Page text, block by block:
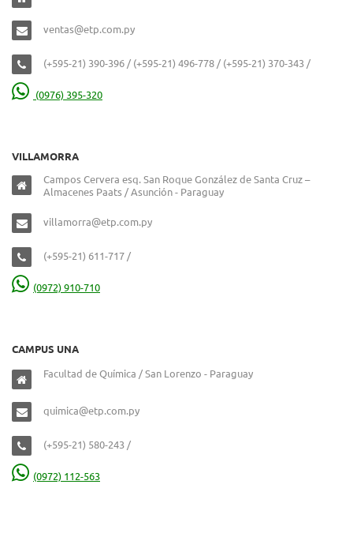
ventas@etp.com.py
(+595-21) 390-396 / (+595-21) 496-778 / (+595-21) 370-343 /
(0976) 395-320
VILLAMORRA
Campos Cervera esq. San Roque González de Santa Cruz –
Almacenes Paats / Asunción - Paraguay
villamorra@etp.com.py
(+595-21) 611-717 /
(0972) 910-710
CAMPUS UNA
Facultad de Química / San Lorenzo - Paraguay
quimica@etp.com.py
(+595-21) 580-243 /
(0972) 112-563